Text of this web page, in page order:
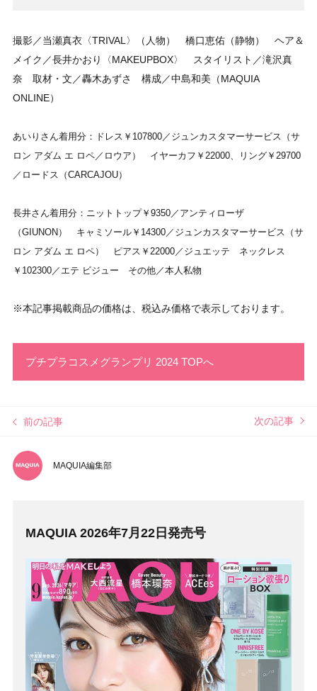
撮影／当瀬真衣〈TRIVAL〉（人物） 橋口恵佑（静物） ヘア＆
メイク／長井かおり〈MAKEUPBOX〉 スタイリスト／滝沢真
奈 取材・文／轟木あずさ 構成／中島和美（MAQUIA
ONLINE）
あいりさん着用分：ドレス￥107800／ジュンカスタマーサービス（サ
ロン アダム エ ロペ／ロウア） イヤーカフ￥22000、リング￥29700
／ロードス（CARCAJOU）
長井さん着用分：ニットトップ￥9350／アンティローザ
（GIUNON） キャミソール￥14300／ジュンカスタマーサービス（サ
ロン アダム エ ロペ） ピアス￥22000／ジュエッテ ネックレス
￥102300／エテ ビジュー その他／本人私物
※本記事掲載商品の価格は、税込み価格で表示しております。
プチプラコスメグランプリ 2024 TOPへ
前の記事 次の記事
MAQUIA編集部
MAQUIA 2026年7月22日発売号